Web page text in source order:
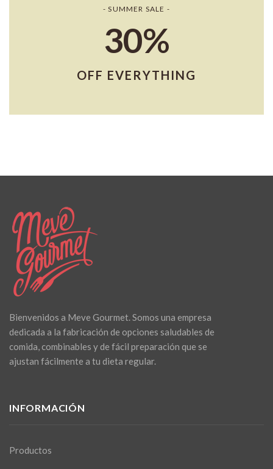
- SUMMER SALE -
30%
OFF EVERYTHING
Bienvenidos a Meve Gourmet. Somos una empresa
dedicada a la fabricación de opciones saludables de
comida, combinables y de fácil preparación que se
ajustan fácilmente a tu dieta regular.
INFORMACIÓN
Productos